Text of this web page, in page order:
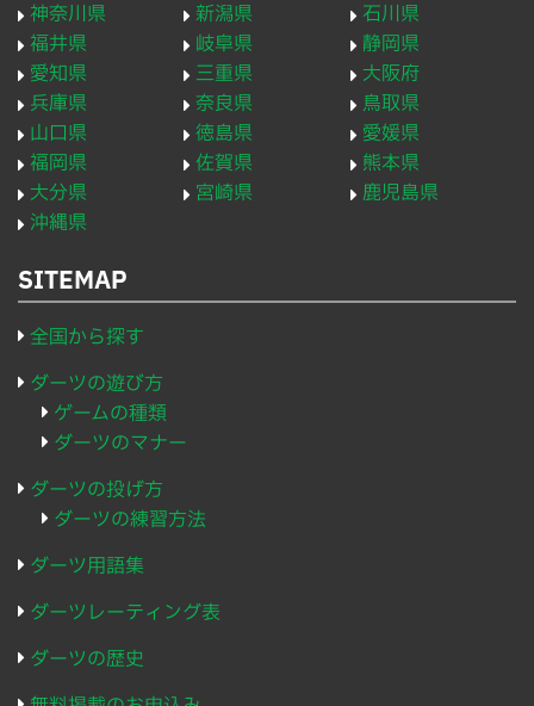
神奈川県
新潟県
石川県
福井県
岐阜県
静岡県
愛知県
三重県
大阪府
兵庫県
奈良県
鳥取県
山口県
徳島県
愛媛県
福岡県
佐賀県
熊本県
大分県
宮崎県
鹿児島県
沖縄県
SITEMAP
全国から探す
ダーツの遊び方
ゲームの種類
ダーツのマナー
ダーツの投げ方
ダーツの練習方法
ダーツ用語集
ダーツレーティング表
ダーツの歴史